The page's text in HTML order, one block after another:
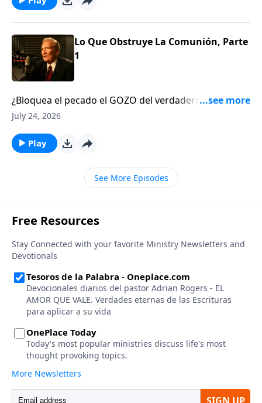
Lo Que Obstruye La Comunión, Parte
1
¿Bloquea el pecado el GOZO del verdadero
COMPAÑERISMO? Siempre. Aprenda acerca de la
que RESTAURA el GOZO.1 Jn. 1:5-2:6
July 24, 2026
Play
See More Episodes